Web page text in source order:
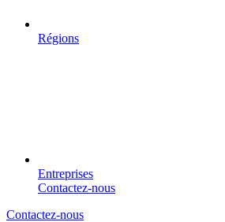
Régions
Entreprises
Contactez-nous
Contactez-nous